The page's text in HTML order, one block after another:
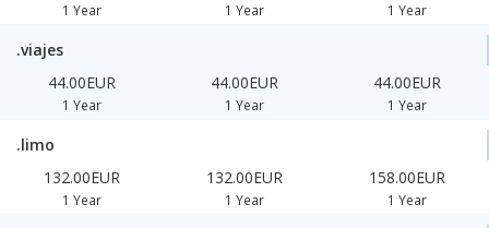
1 Year 1 Year 1 Year
.viajes
44.00EUR
1 Year
44.00EUR
1 Year
44.00EUR
1 Year
.limo
132.00EUR
1 Year
132.00EUR
1 Year
158.00EUR
1 Year